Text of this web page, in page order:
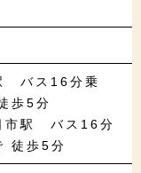
バス16分乗
歩5分
市駅 バス16分
徒歩5分